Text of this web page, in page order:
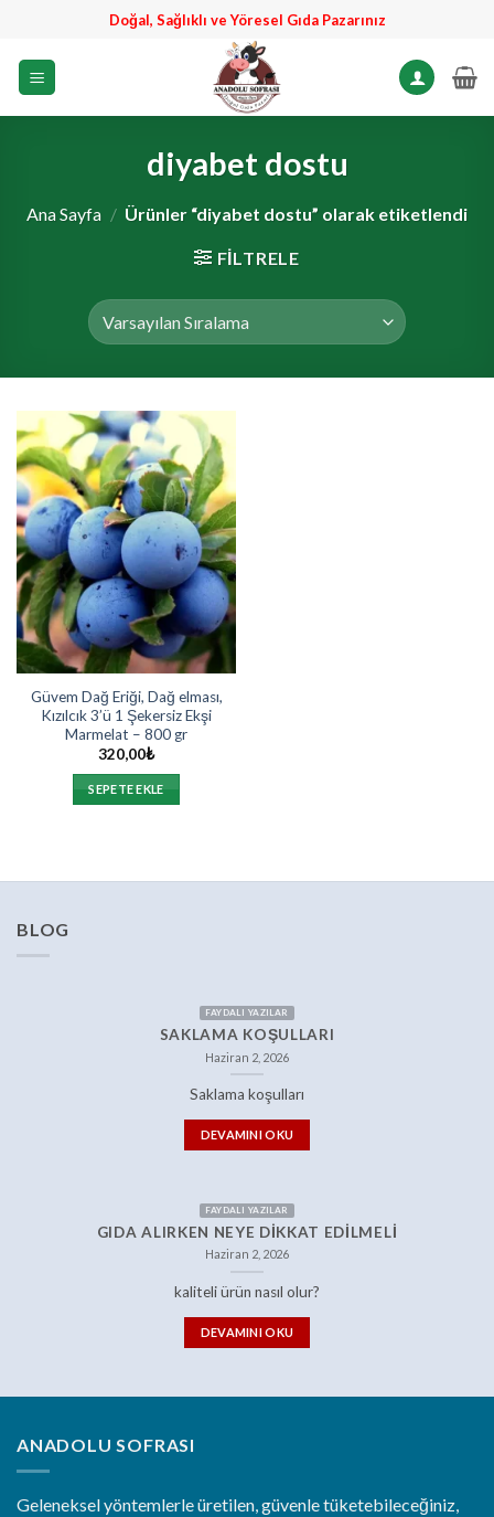
Doğal, Sağlıklı ve Yöresel Gıda Pazarınız
diyabet dostu
Ana Sayfa / Ürünler “diyabet dostu” olarak etiketlendi
FILTRELE
Güvem Dağ Eriği, Dağ elması,
Kızılcık 3’ü 1 Şekersiz Ekşi
Marmelat – 800 gr
320,00₺
SEPETE EKLE
BLOG
FAYDALI YAZILAR
SAKLAMA KOŞULLARI
Haziran 2, 2026
Saklama koşulları
DEVAMINI OKU
FAYDALI YAZILAR
GIDA ALIRKEN NEYE DIKKAT EDILMELI
Haziran 2, 2026
kaliteli ürün nasıl olur?
DEVAMINI OKU
ANADOLU SOFRASI
Geleneksel yöntemlerle üretilen, güvenle tüketebileceğiniz,